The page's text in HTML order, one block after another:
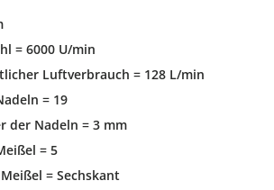
= 6000 U/min
Luftverbrauch = 128 L/min
= 19
der Nadeln = 3 mm
= 5
= Sechskant